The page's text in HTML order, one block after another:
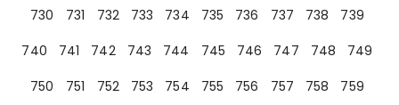
730
731 732 733 734 735 736 737 738
739
740
741 742 743 744 745 746 747 748
749
750
751 752 753 754 755 756 757 758
759